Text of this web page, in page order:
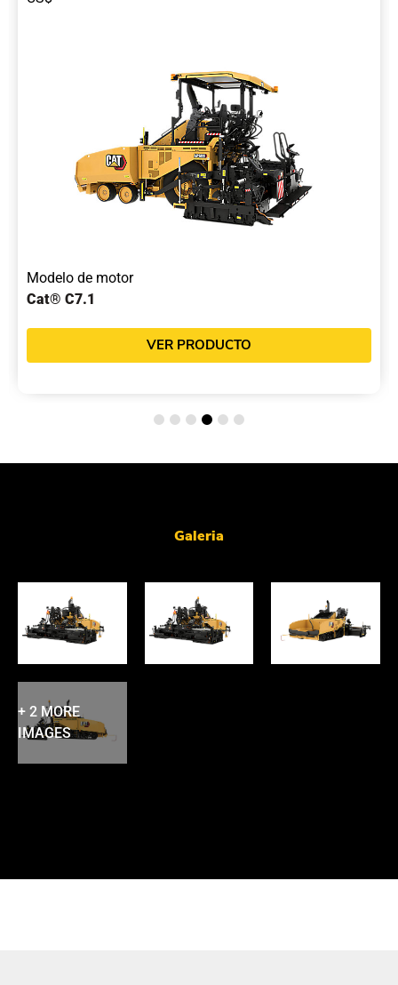
Modelo de motor
Cat® C7.1
VER PRODUCTO
Galeria
+ 2 MORE
IMAGES